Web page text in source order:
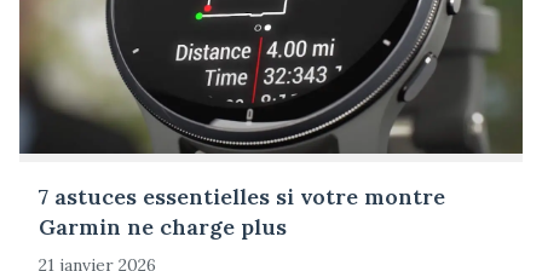
7 astuces essentielles si votre montre
Garmin ne charge plus
21 janvier 2026